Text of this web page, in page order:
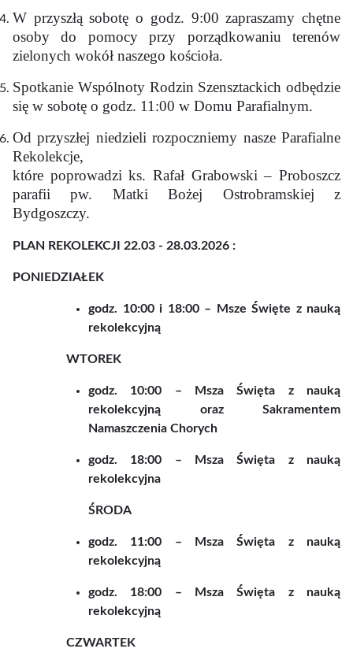
W przyszłą sobotę o godz. 9:00 zapraszamy chętne
osoby do pomocy przy porządkowaniu terenów
zielonych wokół naszego kościoła.
Spotkanie Wspólnoty Rodzin Szensztackich odbędzie
się w sobotę o godz. 11:00 w Domu Parafialnym.
Od przyszłej niedzieli rozpoczniemy nasze Parafialne
Rekolekcje,
które poprowadzi ks. Rafał Grabowski – Proboszcz
parafii pw. Matki Bożej Ostrobramskiej z
Bydgoszczy.
PLAN REKOLEKCJI 22.03 - 28.03.2026 :
PONIEDZIAŁEK
godz. 10:00 i 18:00 – Msze Święte z nauką
rekolekcyjną
WTOREK
godz. 10:00 – Msza Święta z nauką
rekolekcyjną oraz Sakramentem
Namaszczenia Chorych
godz. 18:00 – Msza Święta z nauką
rekolekcyjna
ŚRODA
godz. 11:00 – Msza Święta z nauką
rekolekcyjną
godz. 18:00 – Msza Święta z nauką
rekolekcyjną
CZWARTEK